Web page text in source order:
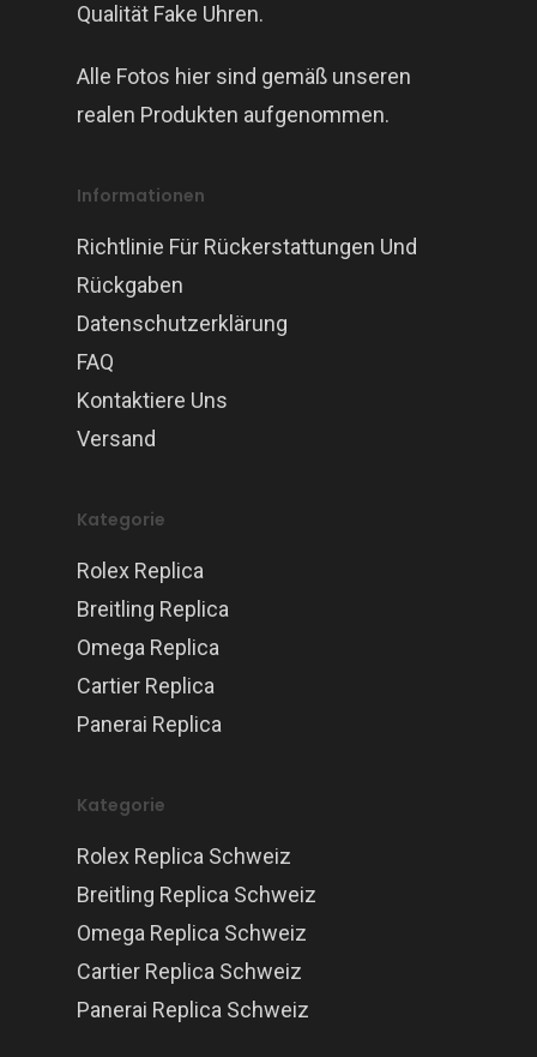
Qualität Fake Uhren.
Alle Fotos hier sind gemäß unseren
realen Produkten aufgenommen.
Informationen
Richtlinie Für Rückerstattungen Und
Rückgaben
Datenschutzerklärung
FAQ
Kontaktiere Uns
Versand
Kategorie
Rolex Replica
Breitling Replica
Omega Replica
Cartier Replica
Panerai Replica
Kategorie
Rolex Replica Schweiz
Breitling Replica Schweiz
Omega Replica Schweiz
Cartier Replica Schweiz
Panerai Replica Schweiz